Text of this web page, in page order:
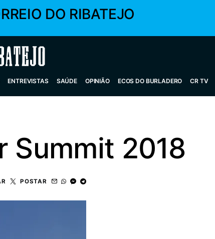
DO RIBATEJO
ENTREVISTAS SAÚDE OPINIÃO ECOS DO BURLADERO CR TV
Summit 2018
POSTAR